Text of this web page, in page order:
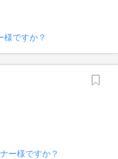
様ですか？
ー様ですか？